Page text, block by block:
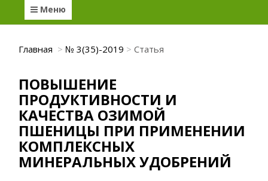
Меню
Главная № 3(35)-2019 Статья
ПОВЫШЕНИЕ
ПРОДУКТИВНОСТИ И
КАЧЕСТВА ОЗИМОЙ
ПШЕНИЦЫ ПРИ ПРИМЕНЕНИИ
КОМПЛЕКСНЫХ
МИНЕРАЛЬНЫХ УДОБРЕНИЙ